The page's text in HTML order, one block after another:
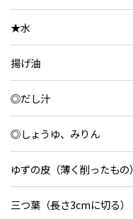
★水
揚げ油
◎だし汁
◎しょうゆ、みりん
ゆずの皮（薄く削ったもの）
三つ葉（長さ3cmに切る）